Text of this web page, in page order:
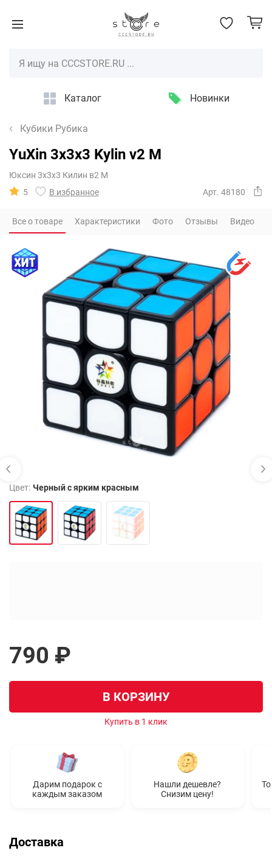
Каталог Новинки
Кубики Рубика
YuXin 3x3x3 Kylin v2 M
Юксин 3х3х3 Килин в2 М
5
В избранное Арт. 48180
Все о товаре Характеристики Фото Отзывы Видео
Цвет: Черный с ярким красным
790 ₽
В КОРЗИНУ
Купить в 1 клик
Дарим подарок с
каждым заказом
Нашли дешевле?
Снизим цену!
Доставка